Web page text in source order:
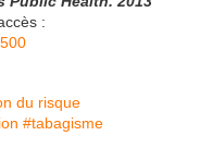
:
du risque
#tabagisme